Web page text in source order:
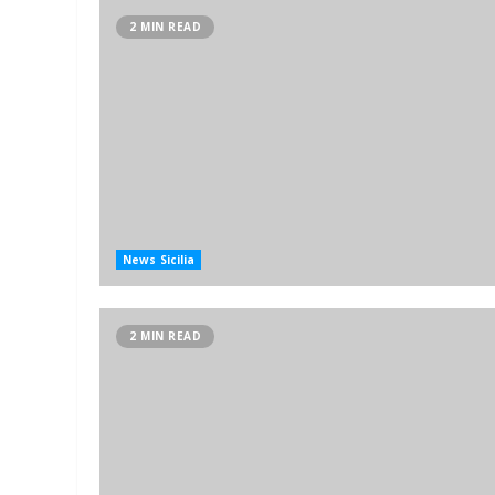
2 MIN READ
News Sicilia
2 MIN READ